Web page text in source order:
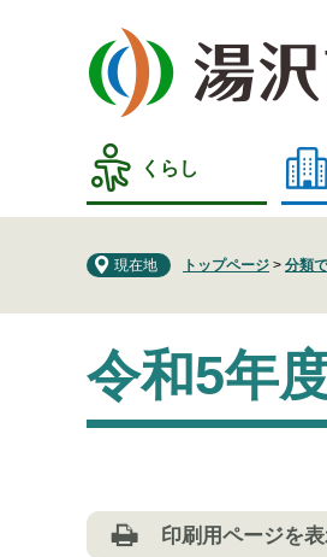
す
し
くらし
現在地 トップページ > 分類
令和5年
印刷用ページを